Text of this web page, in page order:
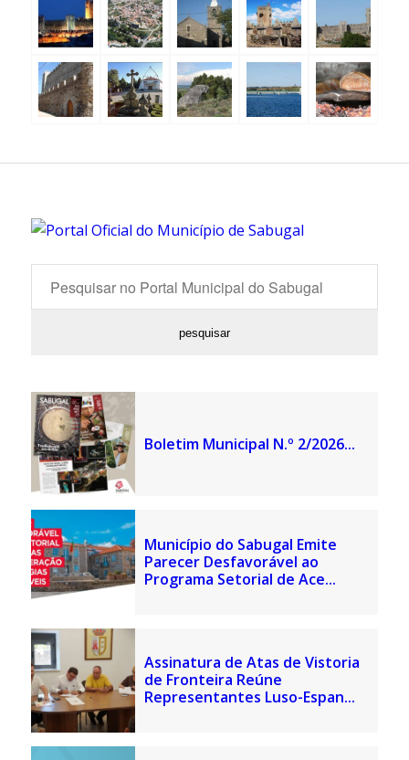
Boletim Municipal N.º 2/2026...
Município do Sabugal Emite
Parecer Desfavorável ao
Programa Setorial de Ace...
Assinatura de Atas de Vistoria
de Fronteira Reúne
Representantes Luso-Espan...